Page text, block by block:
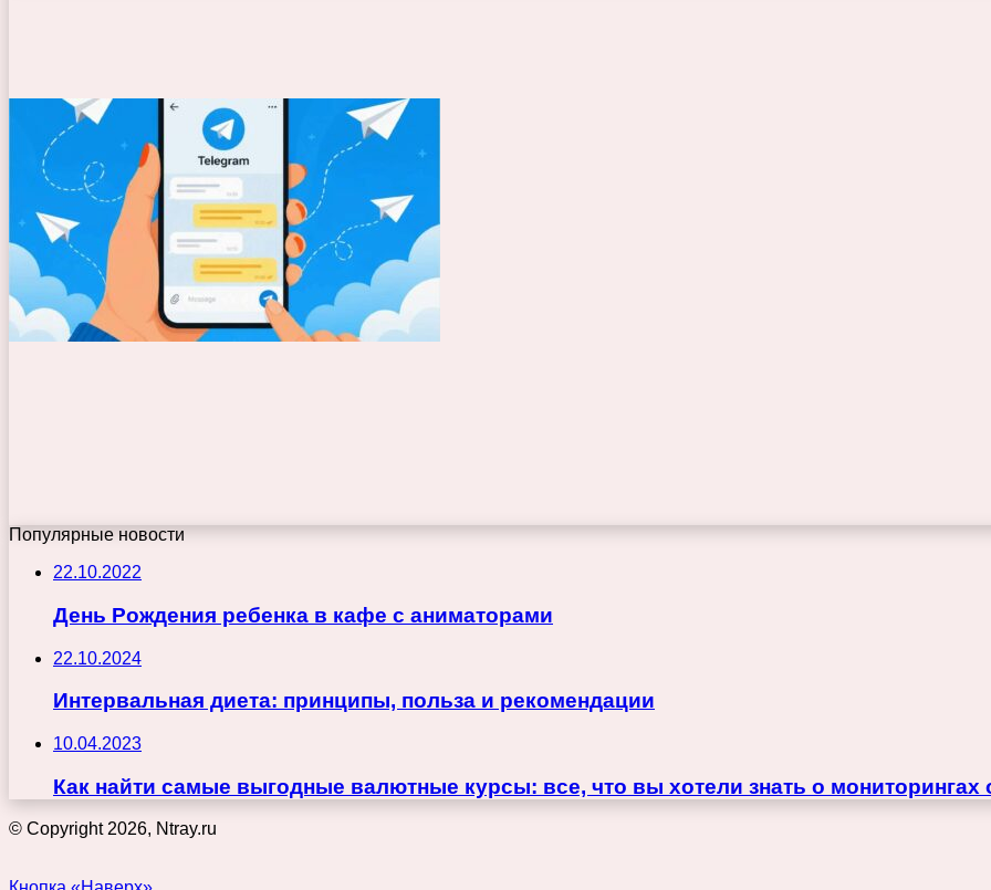
Популярные новости
22.10.2022
День Рождения ребенка в кафе с аниматорами
22.10.2024
Интервальная диета: принципы, польза и рекомендации
10.04.2023
Как найти самые выгодные валютные курсы: все, что вы хотели знать о мониторингах
© Copyright 2026, Ntray.ru